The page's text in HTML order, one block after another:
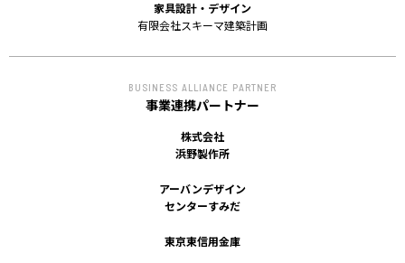
家具設計・デザイン
有限会社スキーマ建築計画
BUSINESS ALLIANCE PARTNER
事業連携パートナー
株式会社
浜野製作所
アーバンデザイン
センターすみだ
東京東信用金庫